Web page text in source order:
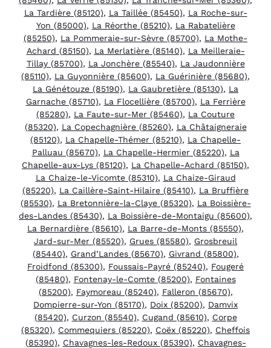
La Tardière (85120), La Taillée (85450), La Roche-sur-
Yon (85000), La Réorthe (85210), La Rabatelière
(85250), La Pommeraie-sur-Sèvre (85700), La Mothe-
Achard (85150), La Merlatière (85140), La Meilleraie-
Tillay (85700), La Jonchère (85540), La Jaudonnière
(85110), La Guyonnière (85600), La Guérinière (85680),
La Génétouze (85190), La Gaubretière (85130), La
Garnache (85710), La Flocellière (85700), La Ferrière
(85280), La Faute-sur-Mer (85460), La Couture
(85320), La Copechagnière (85260), La Châtaigneraie
(85120), La Chapelle-Thémer (85210), La Chapelle-
Palluau (85670), La Chapelle-Hermier (85220), La
Chapelle-aux-Lys (85120), La Chapelle-Achard (85150),
La Chaize-le-Vicomte (85310), La Chaize-Giraud
(85220), La Caillère-Saint-Hilaire (85410), La Bruffière
(85530), La Bretonnière-la-Claye (85320), La Boissière-
des-Landes (85430), La Boissière-de-Montaigu (85600),
La Bernardière (85610), La Barre-de-Monts (85550),
Jard-sur-Mer (85520), Grues (85580), Grosbreuil
(85440), Grand’Landes (85670), Givrand (85800),
Froidfond (85300), Foussais-Payré (85240), Fougeré
(85480), Fontenay-le-Comte (85200), Fontaines
(85200), Faymoreau (85240), Falleron (85670),
Dompierre-sur-Yon (85170), Doix (85200), Damvix
(85420), Curzon (85540), Cugand (85610), Corpe
(85320), Commequiers (85220), Coëx (85220), Cheffois
(85390), Chavagnes-les-Redoux (85390), Chavagnes-